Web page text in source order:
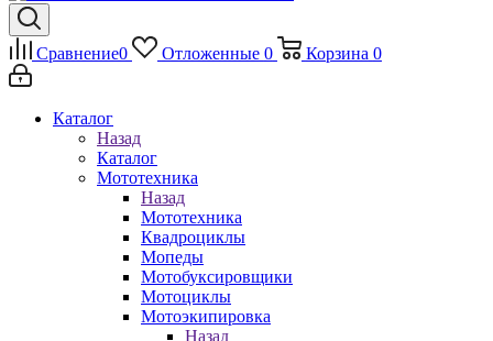
Сравнение0 Отложенные 0 Корзина 0
Каталог
Назад
Каталог
Мототехника
Назад
Мототехника
Квадроциклы
Мопеды
Мотобуксировщики
Мотоциклы
Мотоэкипировка
Назад